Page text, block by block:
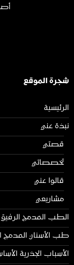
شجرة الموقع
الرئيسية
نبذة عني
قصتي
تخصصاتي
قالوا عني
مشاريعي
الطب المدمج الرفيق
طب الأسنان المدمج
الأسباب الجذرية